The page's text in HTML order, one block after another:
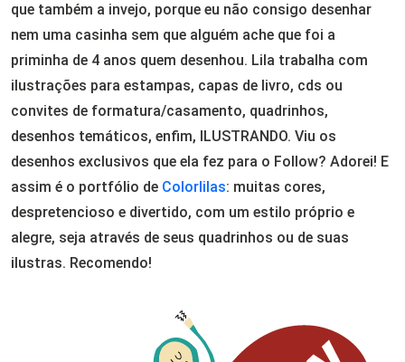
que também a invejo, porque eu não consigo desenhar
nem uma casinha sem que alguém ache que foi a
priminha de 4 anos quem desenhou. Lila trabalha com
ilustrações para estampas, capas de livro, cds ou
convites de formatura/casamento, quadrinhos,
desenhos temáticos, enfim, ILUSTRANDO. Viu os
desenhos exclusivos que ela fez para o Follow? Adorei! E
assim é o portfólio de Colorlilas: muitas cores,
despretencioso e divertido, com um estilo próprio e
alegre, seja através de seus quadrinhos ou de suas
ilustras. Recomendo!